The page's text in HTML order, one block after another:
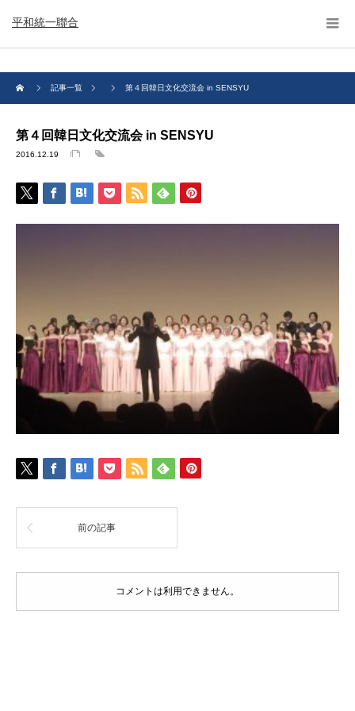
平和統一聯合
記事一覧 第４回韓日文化交流会 in SENSYU
第４回韓日文化交流会 in SENSYU
2016.12.19
前の記事
コメントは利用できません。